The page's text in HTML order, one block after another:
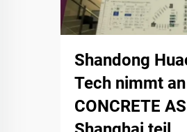
Shandong
Tech nimmt
CONCRETE